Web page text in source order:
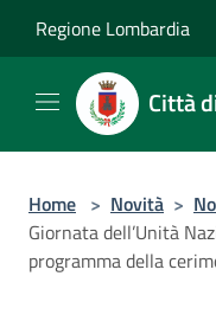
Regione Lombardia
Città
Home > Novità >
Giornata dell’Unità
programma della